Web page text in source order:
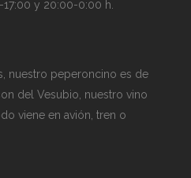
y 20:00-0:00 h.
nuestro peperoncino es de
del Vesubio, nuestro vino
viene en avión, tren o